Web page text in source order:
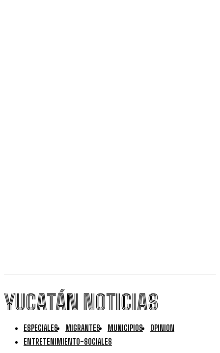
YUCATÁN NOTICIAS
ESPECIALES MIGRANTES MUNICIPIOS
OPINION
ENTRETENIMIENTO-SOCIALES